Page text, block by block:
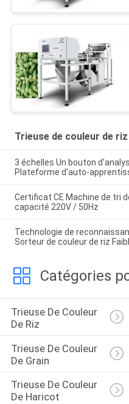
Trieuse de couleur de riz
3 échelles Un bouton
Plateforme d'auto-
Certificat CE Machine de tri
capacité 220V / 50Hz
Technologie de
Sorteur de couleur de riz
Catégories
Trieuse De Couleur
De Riz
Trieuse De Couleur
De Grain
Trieuse De Couleur
De Haricot